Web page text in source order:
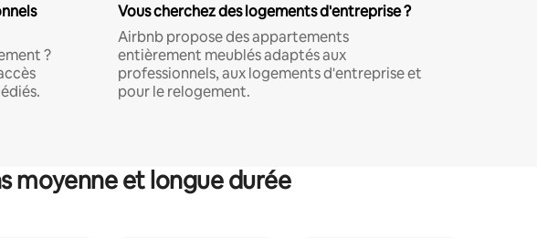
?
Vous cherchez des logements d'entreprise ?
Airbnb propose des appartements
entièrement meublés adaptés aux
professionnels, aux logements d'entreprise et
pour le relogement.
moyenne et longue durée